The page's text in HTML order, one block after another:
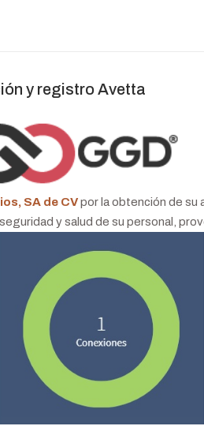
y registro Avetta
SA de CVpor la obtención de su
y salud de su personal,